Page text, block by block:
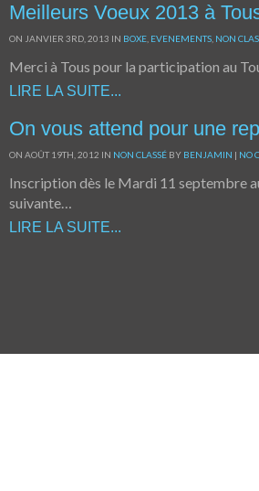
Meilleurs Voeux 2013 à
ON JANVIER 3RD, 2013 IN BOXE EVENEMENTS NON
Merci à Tous pour la participation au
LIRE LA SUITE...
On vous attend pour une
ON AOÛT 19TH, 2012 IN NON CLASSÉ BY BENJAMIN | NO
Inscription dès le Mardi 11 septembre
suivante…
LIRE LA SUITE...